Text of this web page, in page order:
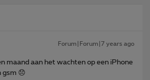
Forum|Forum|7 years ago
maand aan het wachten op een iPhone
gsm 😞